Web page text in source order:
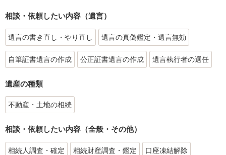
相談・依頼したい内容（遺言）
遺言の書き直し・やり直し 遺言の真偽鑑定・遺言無効
自筆証書遺言の作成 公正証書遺言の作成 遺言執行者の選任
遺産の種類
不動産・土地の相続
相談・依頼したい内容（全般・その他）
相続人調査・確定 相続財産調査・鑑定 口座凍結解除